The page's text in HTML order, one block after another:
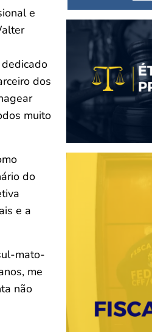
e
dos
muito
do
e a
mato-
me
não